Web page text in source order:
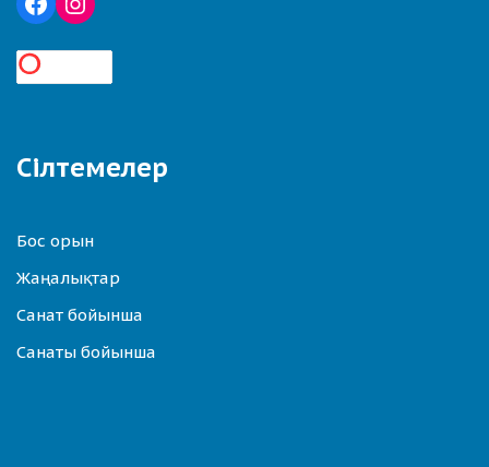
Сілтемелер
Бос орын
Жаңалықтар
Санат бойынша
Санаты бойынша